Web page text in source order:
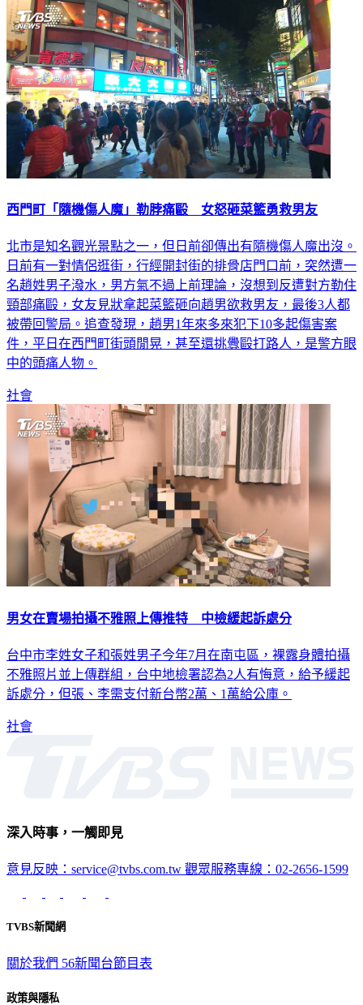
西門町「隨機傷人魔」勒脖痛毆 女怒砸菜籃勇救男友
北市是知名觀光景點之一，但日前卻傳出有隨機傷人魔出沒。
日前有一對情侶逛街，行經開封街的排骨店門口前，突然遭一
名趙姓男子潑水，男方氣不過上前理論，沒想到反遭對方勒住
頸部痛毆，女友見狀拿起菜籃砸向趙男欲救男友，最後3人都
被帶回警局。追查發現，趙男1年來多來犯下10多起傷害案
件，平日在西門町街頭閒晃，甚至還挑釁毆打路人，是警方眼
中的頭痛人物。
社會
男女在賣場拍攝不雅照上傳推特 中檢緩起訴處分
台中市李姓女子和張姓男子今年7月在南屯區，裸露身體拍攝
不雅照片並上傳群組，台中地檢署認為2人有悔意，給予緩起
訴處分，但張、李需支付新台幣2萬、1萬給公庫。
社會
深入時事，一觸即見
意見反映：service@tvbs.com.tw 觀眾服務專線：02-2656-1599
TVBS新聞網
關於我們 56新聞台節目表
政策與隱私